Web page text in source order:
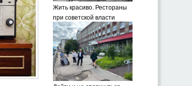
Жить красиво. Рестораны
при советской власти